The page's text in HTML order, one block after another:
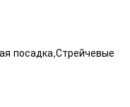
посадка,Стрейчевые